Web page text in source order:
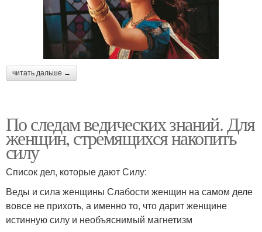
читать дальше →
По следам ведических знаний. Для
женщин, стремящихся накопить
силу
Список дел, которые дают Силу:
Веды и сила женщины Слабости женщин на самом деле
вовсе не прихоть, а именно то, что дарит женщине
истинную силу и необъяснимый магнетизм